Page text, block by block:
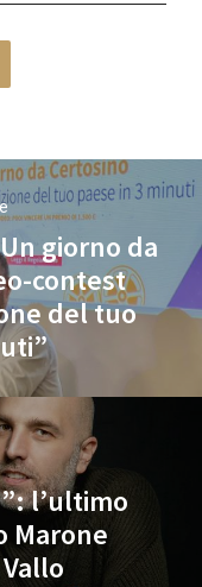
giorno da
contest
del tuo
l’ultimo
Marone